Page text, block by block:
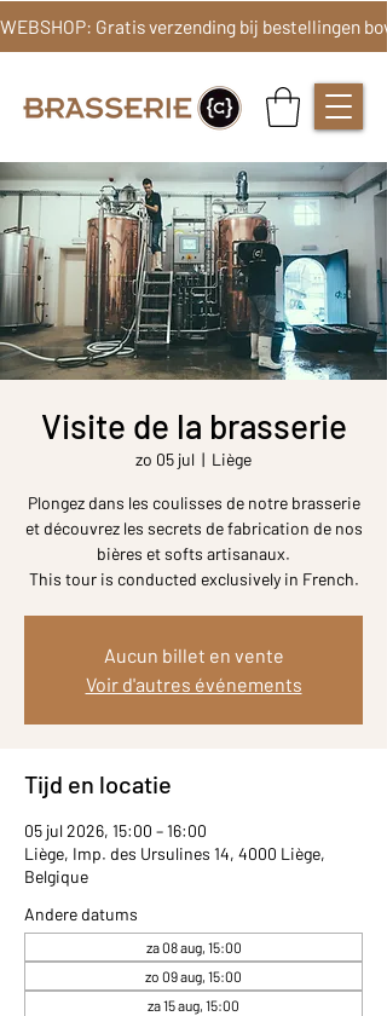
Visite de la brasserie
zo 05 jul
  |
Liège
Plongez dans les coulisses de notre brasserie
et découvrez les secrets de fabrication de nos
bières et softs artisanaux.
Aucun billet en vente
Voir d'autres événements
Tijd en locatie
05 jul 2026, 15:00 – 16:00
Liège, Imp. des Ursulines 14, 4000 Liège,
Belgique
Andere datums
za 08 aug, 15:00
zo 09 aug, 15:00
za 15 aug, 15:00